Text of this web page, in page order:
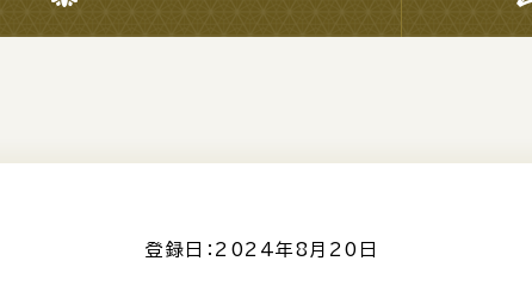
登録日：2024年8月20日